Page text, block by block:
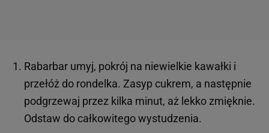
Rabarbar umyj, pokrój na niewielkie kawałki i
przełóż do rondelka. Zasyp cukrem, a następnie
podgrzewaj przez kilka minut, aż lekko zmięknie.
Odstaw do całkowitego wystudzenia.